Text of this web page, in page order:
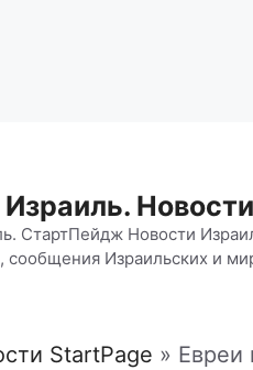
СтартПейдж Новости
сообщения Израильских и
StartPage » Евреи